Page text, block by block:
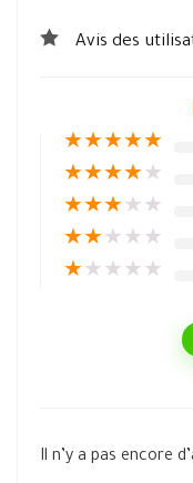
Avis des
★★★★★
★★★★★
★★★★ ★
★★★ ★ ★
★★ ★ ★ ★
Il n’y a pas encore